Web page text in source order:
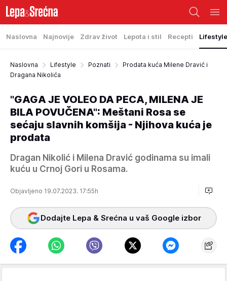
Naslovna Najnovije Zdrav život Lepota i stil Recepti Lifestyle
Naslovna Lifestyle Poznati
Prodata kuća Milene Dravić i
Dragana Nikolića
"GAGA JE VOLEO DA PECA, MILENA JE
BILA POVUČENA": Meštani Rosa se
sećaju slavnih komšija - Njihova kuća je
prodata
Dragan Nikolić i Milena Dravić godinama su imali
kuću u Crnoj Gori u Rosama.
Objavljeno 19.07.2023. 17:55h
Dodajte Lepa & Srećna u vaš Google izbor